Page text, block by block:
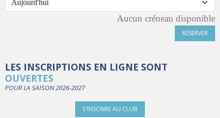
Aucun créneau disponible
RÉSERVER
LES INSCRIPTIONS EN LIGNE SONT
OUVERTES
POUR LA SAISON 2026-2027
S'INSCRIRE AU CLUB